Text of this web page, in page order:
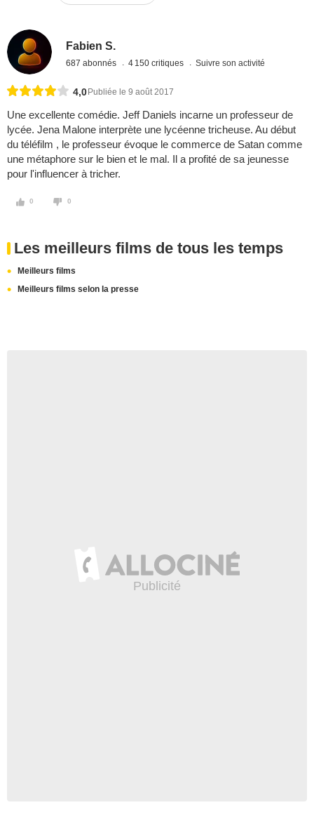
Fabien S.
687 abonnés 4 150 critiques Suivre son activité
4,0 Publiée le 9 août 2017
Une excellente comédie. Jeff Daniels incarne un professeur de
lycée. Jena Malone interprète une lycéenne tricheuse. Au début
du téléfilm , le professeur évoque le commerce de Satan comme
une métaphore sur le bien et le mal. Il a profité de sa jeunesse
pour l'influencer à tricher.
0 0
Les meilleurs films de tous les temps
Meilleurs films
Meilleurs films selon la presse